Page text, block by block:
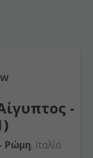
-
Ρώμη, Ιταλία